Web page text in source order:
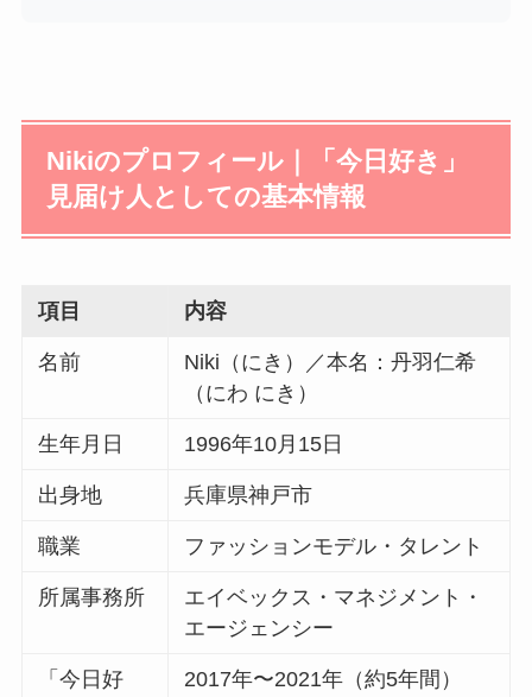
Nikiのプロフィール｜「今日好き」
見届け人としての基本情報
項目 内容
名前
Niki（にき）／本名：丹羽仁希
（にわ にき）
生年月日 1996年10月15日
出身地 兵庫県神戸市
職業 ファッションモデル・タレント
所属事務所
エイベックス・マネジメント・
エージェンシー
「今日好
2017年〜2021年（約5年間）